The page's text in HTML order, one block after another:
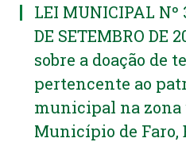
LEI MUNICIPAL Nº
DE SETEMBRO DE
sobre a doação de
pertencente ao
municipal na zona
Município de Faro,